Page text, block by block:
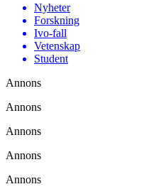
Nyheter
Forskning
Ivo-fall
Vetenskap
Student
Annons
Annons
Annons
Annons
Annons